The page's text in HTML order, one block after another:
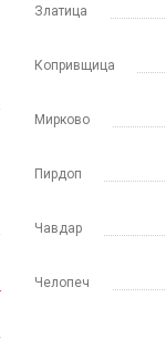
Златица
Копривщица
Мирково
Пирдоп
Чавдар
Челопеч